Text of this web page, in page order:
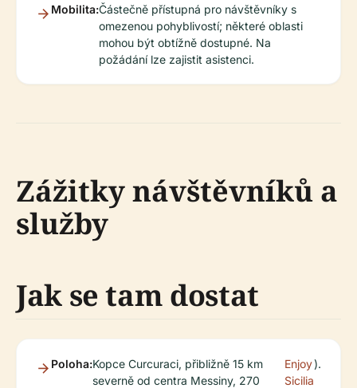
Mobilita:Částečně přístupná pro návštěvníky s
omezenou pohyblivostí; některé oblasti
mohou být obtížně dostupné. Na
požádání lze zajistit asistenci.
Zážitky návštěvníků a
služby
Jak se tam dostat
Poloha:Kopce Curcuraci, přibližně 15 km
severně od centra Messiny, 270
Enjoy
Sicilia
).